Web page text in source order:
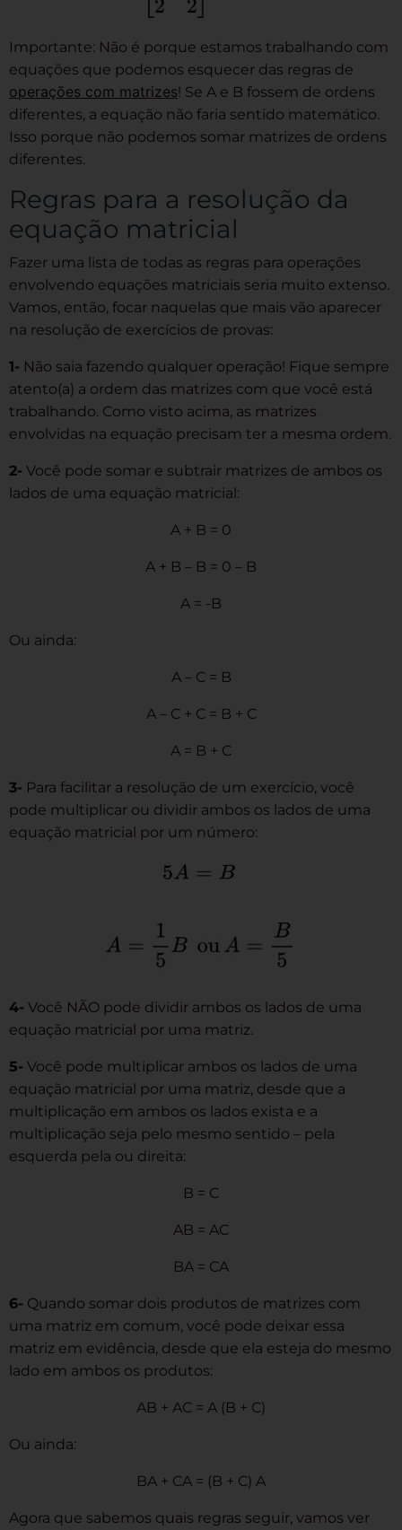
Importante: Não é porque estamos trabalhando com
equações que podemos esquecer das regras de
operações com matrizes! Se A e B fossem de ordens
diferentes, a equação não faria sentido matemático.
Isso porque não podemos somar matrizes de ordens
diferentes.
Regras para a resolução da
equação matricial
Fazer uma lista de todas as regras para operações
envolvendo equações matriciais seria muito extenso.
Vamos, então, focar naquelas que mais vão aparecer
na resolução de exercícios de provas:
1- Não saia fazendo qualquer operação! Fique sempre
atento(a) a ordem das matrizes com que você está
trabalhando. Como visto acima, as matrizes
envolvidas na equação precisam ter a mesma ordem.
2- Você pode somar e subtrair matrizes de ambos os
lados de uma equação matricial:
A + B = 0
A + B – B = 0 – B
A = -B
Ou ainda:
A – C = B
A – C + C = B + C
A = B + C
3- Para facilitar a resolução de um exercício, você
pode multiplicar ou dividir ambos os lados de uma
equação matricial por um número:
4- Você NÃO pode dividir ambos os lados de uma
equação matricial por uma matriz.
5- Você pode multiplicar ambos os lados de uma
equação matricial por uma matriz, desde que a
multiplicação em ambos os lados exista e a
multiplicação seja pelo mesmo sentido – pela
esquerda pela ou direita:
B = C
AB = AC
BA = CA
6- Quando somar dois produtos de matrizes com
uma matriz em comum, você pode deixar essa
matriz em evidência, desde que ela esteja do mesmo
lado em ambos os produtos:
AB + AC = A (B + C)
Ou ainda:
BA + CA = (B + C) A
Agora que sabemos quais regras seguir, vamos ver